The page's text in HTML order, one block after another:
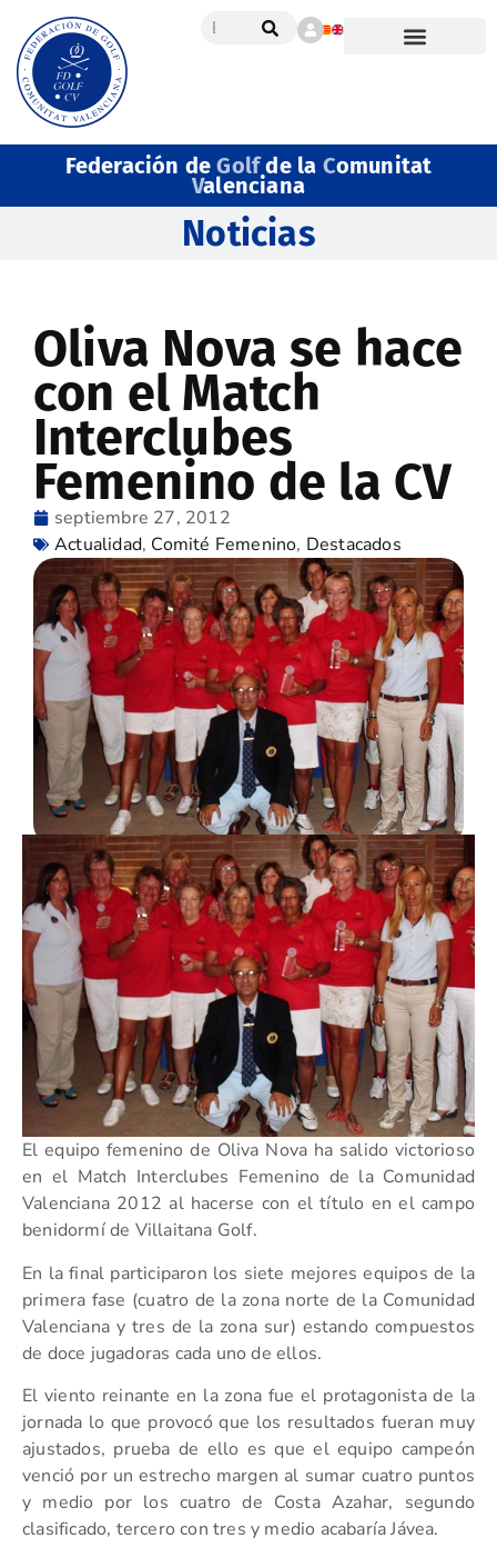
Federación deGolfde la Comunitat
Valenciana
Noticias
Oliva Nova se hace
con el Match
Interclubes
Femenino de la CV
septiembre 27, 2012
Actualidad, Comité Femenino, Destacados
El equipo femenino de Oliva Nova ha salido victorioso
en el Match Interclubes Femenino de la Comunidad
Valenciana 2012 al hacerse con el título en el campo
benidormí de Villaitana Golf.
En la final participaron los siete mejores equipos de la
primera fase (cuatro de la zona norte de la Comunidad
Valenciana y tres de la zona sur) estando compuestos
de doce jugadoras cada uno de ellos.
El viento reinante en la zona fue el protagonista de la
jornada lo que provocó que los resultados fueran muy
ajustados, prueba de ello es que el equipo campeón
venció por un estrecho margen al sumar cuatro puntos
y medio por los cuatro de Costa Azahar, segundo
clasificado, tercero con tres y medio acabaría Jávea.